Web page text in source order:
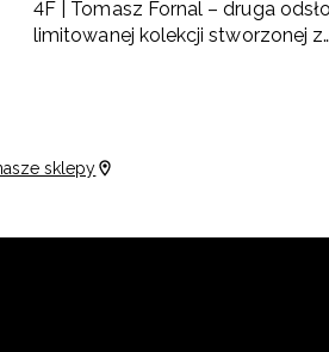
4F | Tomasz Fornal – druga
limitowanej kolekcji stworzonej z
sklepy